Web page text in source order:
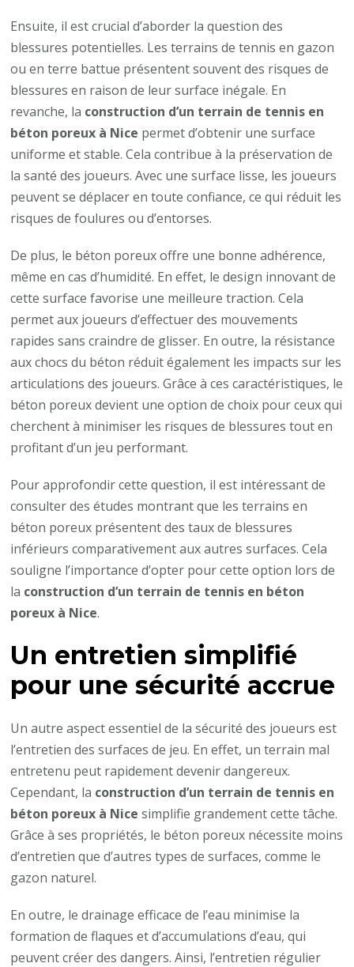
Ensuite, il est crucial d’aborder la question des
blessures potentielles. Les terrains de tennis en gazon
ou en terre battue présentent souvent des risques de
blessures en raison de leur surface inégale. En
revanche, la construction d’un terrain de tennis en
béton poreux à Nice permet d’obtenir une surface
uniforme et stable. Cela contribue à la préservation de
la santé des joueurs. Avec une surface lisse, les joueurs
peuvent se déplacer en toute confiance, ce qui réduit les
risques de foulures ou d’entorses.
De plus, le béton poreux offre une bonne adhérence,
même en cas d’humidité. En effet, le design innovant de
cette surface favorise une meilleure traction. Cela
permet aux joueurs d’effectuer des mouvements
rapides sans craindre de glisser. En outre, la résistance
aux chocs du béton réduit également les impacts sur les
articulations des joueurs. Grâce à ces caractéristiques, le
béton poreux devient une option de choix pour ceux qui
cherchent à minimiser les risques de blessures tout en
profitant d’un jeu performant.
Pour approfondir cette question, il est intéressant de
consulter des études montrant que les terrains en
béton poreux présentent des taux de blessures
inférieurs comparativement aux autres surfaces. Cela
souligne l’importance d’opter pour cette option lors de
la construction d’un terrain de tennis en béton
poreux à Nice.
Un entretien simplifié
pour une sécurité accrue
Un autre aspect essentiel de la sécurité des joueurs est
l’entretien des surfaces de jeu. En effet, un terrain mal
entretenu peut rapidement devenir dangereux.
Cependant, la construction d’un terrain de tennis en
béton poreux à Nice simplifie grandement cette tâche.
Grâce à ses propriétés, le béton poreux nécessite moins
d’entretien que d’autres types de surfaces, comme le
gazon naturel.
En outre, le drainage efficace de l’eau minimise la
formation de flaques et d’accumulations d’eau, qui
peuvent créer des dangers. Ainsi, l’entretien régulier